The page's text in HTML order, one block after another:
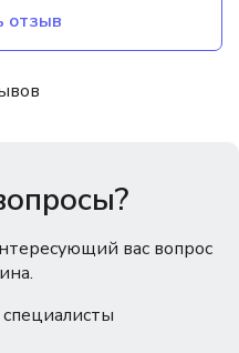
отзыв
вас вопрос